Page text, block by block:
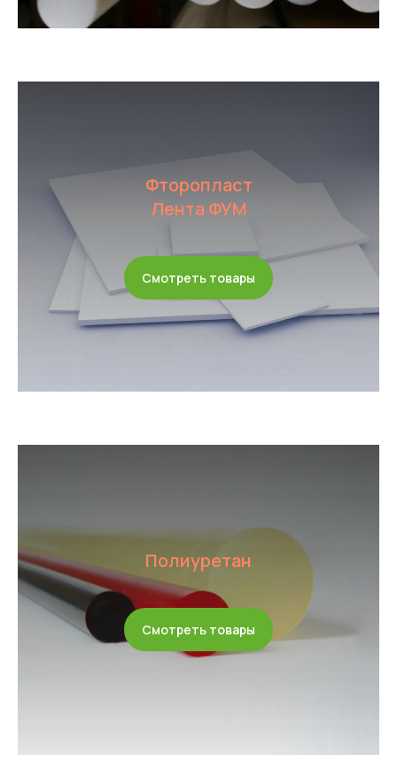
Фторопласт
Лента ФУМ
Смотреть товары
Полиуретан
Смотреть товары